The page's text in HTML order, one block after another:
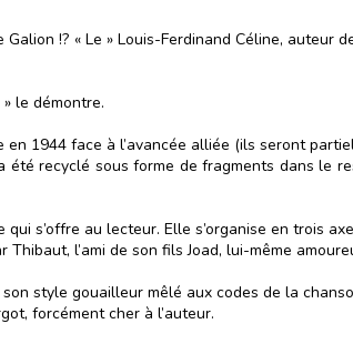
!? « Le » Louis-Ferdinand Céline,
le démontre.
1944 face à l’avancée alliée (ils seront
recyclé sous forme de fragments dans le
s’offre au lecteur. Elle s’organise en trois
l’ami de son fils Joad, lui-même
style gouailleur mêlé aux codes de la
forcément cher à l’auteur.